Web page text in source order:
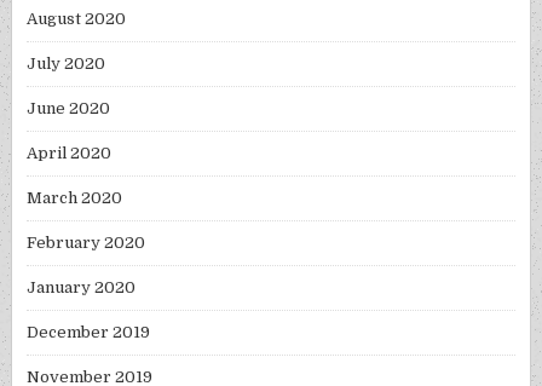
August 2020
July 2020
June 2020
April 2020
March 2020
February 2020
January 2020
December 2019
November 2019